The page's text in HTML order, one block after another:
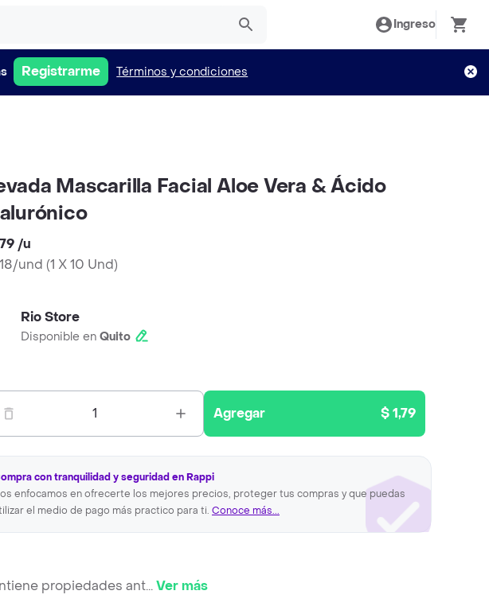
Ingreso
Registrarme Términos y condiciones
Mascarilla Facial Aloe Vera & Ácido
/u
und (1 X 10 Und)
Rio Store
Disponible en Quito
1 Agregar $ 1,79
con tranquilidad y seguridad en Rappi
enfocamos en ofrecerte los mejores precios, proteger tus compras y que puedas
el medio de pago más practico para ti. Conoce más...
propiedades ant...Ver más